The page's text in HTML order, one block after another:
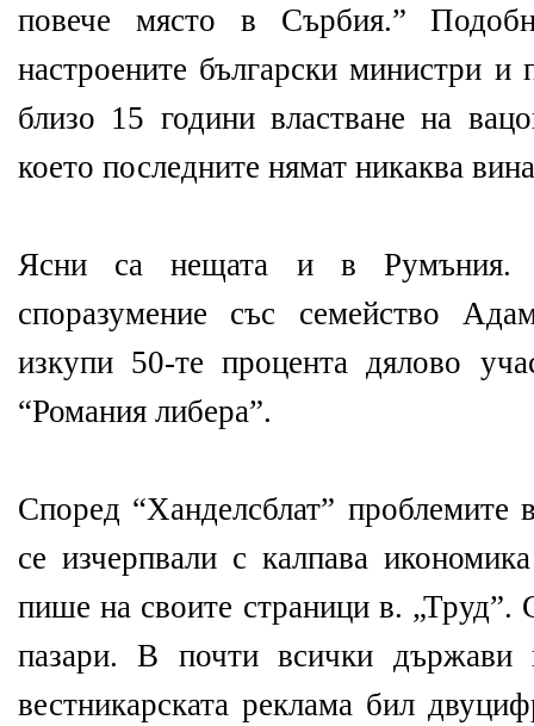
повече място в Сърбия.”
настроените български министри
близо 15 години властване на
което последните нямат никаква
Ясни са нещата и в Румъния.
споразумение със семейство
изкупи 50-те процента дялово
“Романия либера”.
Според “Ханделсблат”
се изчерпвали с калпава
пише на своите страници в. „Труд”.
пазари. В почти всички държави
вестникарската реклама бил